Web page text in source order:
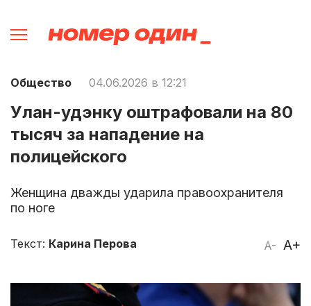
Общество 04.06.2026 в 12:21
Улан-удэнку оштрафовали на 80
тысяч за нападение на
полицейского
Женщина дважды ударила правоохранителя
по ноге
A- A+
Текст: Карина Перова